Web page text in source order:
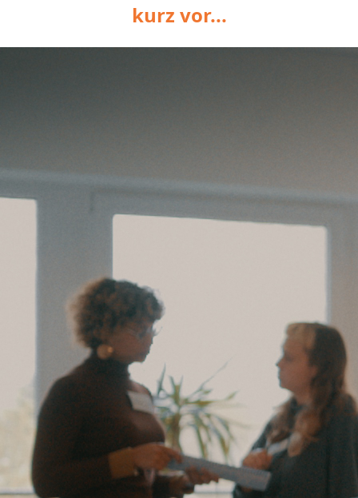
kurz vor...